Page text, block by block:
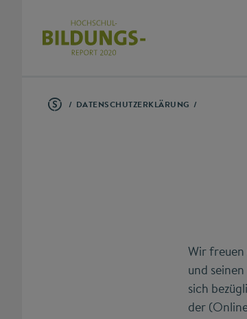
DATENSCHUTZERKLÄRUNG
Wir freuen
und
sich
der